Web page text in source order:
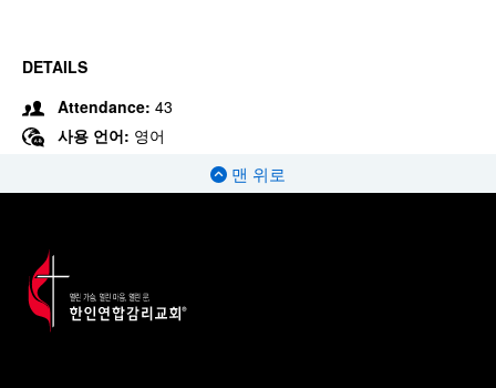
DETAILS
Attendance: 43
사용 언어: 영어
맨 위로